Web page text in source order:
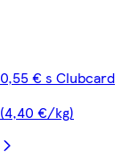
0,55 € s Clubcard
(4,40 €/kg)